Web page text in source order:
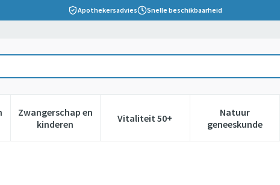
Apothekersadvies Snelle beschikbaarheid
verzorging en hygiëne categorie
voor Dieet, voeding en vitamines categorie
Zwangerschap en
kinderenToon submenu voor Zwangerschap en kinderen
Vitaliteit 50+Toon submenu voor Vitaliteit
Natuur
geneeskunde
Toon